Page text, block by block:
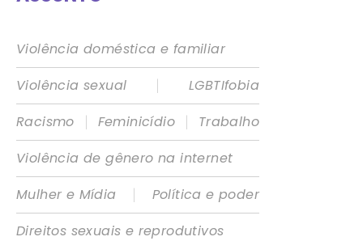
Violência doméstica e familiar
Violência sexual
|
LGBTIfobia
Racismo
| Feminicídio |
Trabalho
Violência de gênero na internet
Mulher e Mídia
|
Política e poder
Direitos sexuais e reprodutivos